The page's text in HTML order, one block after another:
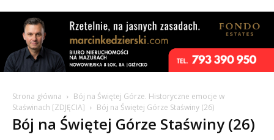
Strona główna
Bój na Świętej Górze. Historyczne emocje w
Staświnach [ZDJĘCIA]
Bój na Świętej Górze Staświny (26)
Bój na Świętej Górze Staświny (26)